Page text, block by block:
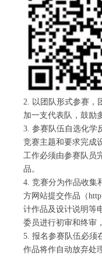
2. 以团队形式参赛，
加一支代表队，鼓励
3. 参赛队伍自选化学
竞赛主题和要求完成
工作必须由参赛队员
品。
4. 竞赛分为作品收集
方网站提交作品（
计作品及设计说明等
委员进行初审和终审
5. 报名参赛队伍必须
作品将作自动放弃处